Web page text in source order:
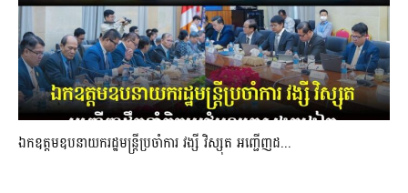
ឯកឧត្តមឧបនាយករដ្ឋមន្រ្តីប្រចាំការ វង្សី វិស្សុត អញ្ជើញដ...